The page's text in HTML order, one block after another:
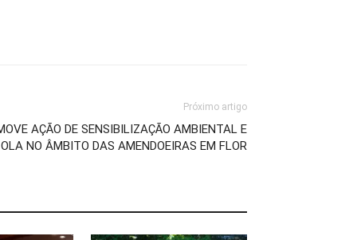
Próximo artigo
AÇÃO DE SENSIBILIZAÇÃO AMBIENTAL E
NO ÂMBITO DAS AMENDOEIRAS EM FLOR